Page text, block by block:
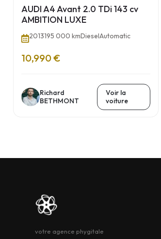
AUDI A4 Avant 2.0 TDi 143 cv
AMBITION LUXE
2013195 000 kmDieselAutomatic
10,990 €
Richard
BETHMONT
Voir la
voiture
votre agence phygitale